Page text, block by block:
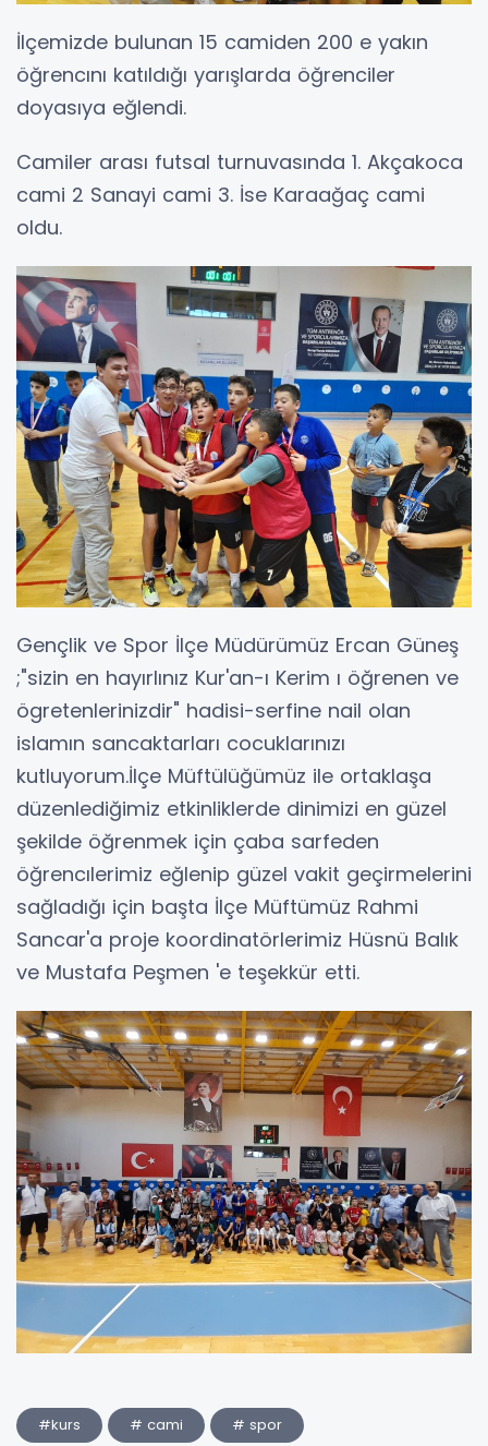
İlçemizde bulunan 15 camiden 200 e yakın
öğrencını katıldığı yarışlarda öğrenciler
doyasıya eğlendi.
Camiler arası futsal turnuvasında 1. Akçakoca
cami 2 Sanayi cami 3. İse Karaağaç cami
oldu.
Gençlik ve Spor İlçe Müdürümüz Ercan Güneş
;"sizin en hayırlınız Kur'an-ı Kerim ı öğrenen ve
ögretenlerinizdir" hadisi-serfine nail olan
islamın sancaktarları cocuklarınızı
kutluyorum.İlçe Müftülüğümüz ile ortaklaşa
düzenlediğimiz etkinliklerde dinimizi en güzel
şekilde öğrenmek için çaba sarfeden
öğrencılerimiz eğlenip güzel vakit geçirmelerini
sağladığı için başta İlçe Müftümüz Rahmi
Sancar'a proje koordinatörlerimiz Hüsnü Balık
ve Mustafa Peşmen 'e teşekkür etti.
#kurs # cami # spor